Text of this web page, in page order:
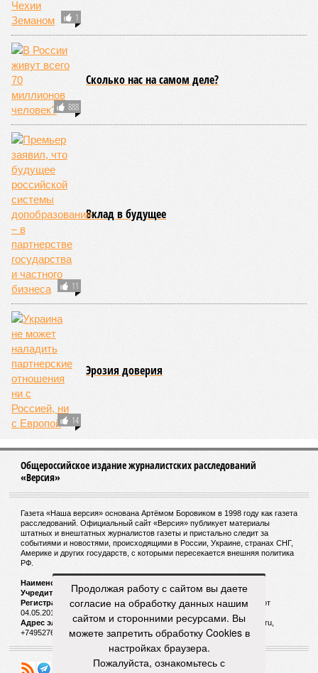
прочего в большой опасности Европа. Небывалая жара,
зафиксированная в этом и прошлом годах в Италии и во
Франции, тому лучшее подтверждение.
Есть в перечне A-Z Animals и экзотика, впрочем, не менее
смертоносная. Это, в частности, «лимнические
извержения», о которых мало кто слышал. Речь идёт о
явлениях, когда большое количество углекислого газа
внезапно вырывается из глубин озёр, образуя невидимое
удушающее газовое облако, которое безжалостно убивает
людей и животных. Катастрофа на озере Ньос в Камеруне
в 1986 году остаётся одним из наиболее чудовищных
примеров: более 1700 человек и тысячи голов скота
погибли из-за внезапного выброса CO₂, накрывшего
близлежащие деревни.
И здесь мы плавно подходим к тому, чем все эти
стихийные бедствия могут закончиться. А именно – к
социальному коллапсу, то есть фактическому упадку
развитой цивилизации, зачастую с последующим её
полным уничтожением. Среди причин такого трагического
развития событий учёные называют деградацию
окружающей среды, истощение ресурсов и болезни. А ведь
любая природная катастрофа непременно ведёт именно к
этому – экономическому кризису, эпидемиям, голоду,
резкому сокращению численности населения. Так погибли
цивилизации шумеров, майя, кхмеров – список не
исчерпывающий. Какая цивилизация будет следующей?
Отредактировано:05.08.2026 13:00
Возраст
бессмертия отступил и объявил
об отказе ФИФА от
продажи доли прав
на чемпионат мира
КОММЕНТАРИИ 1
ДОСЬЕ
Ивашов Леонид Григорьевич
Российский военный и общественный деятель.
Специалист по геополитике и конфликтологии в
Продолжая работу с сайтом вы даете
согласие на обработку данных нашим
сайтом и сторонними ресурсами. Вы
можете запретить обработку Cookies в
настройках браузера.
Пожалуйста, ознакомьтесь с